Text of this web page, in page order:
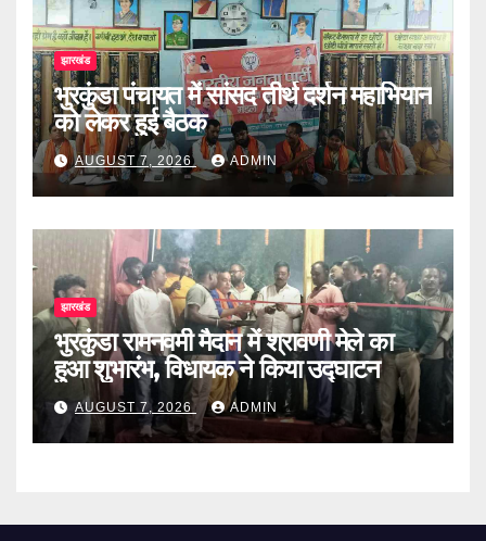
झारखंड
भुरकुंडा पंचायत में सांसद तीर्थ दर्शन महाभियान
को लेकर हुई बैठक
AUGUST 7, 2026 ADMIN
झारखंड
भुरकुंडा रामनवमी मैदान में श्रावणी मेले का
हुआ शुभारंभ, विधायक ने किया उद्घाटन
AUGUST 7, 2026 ADMIN